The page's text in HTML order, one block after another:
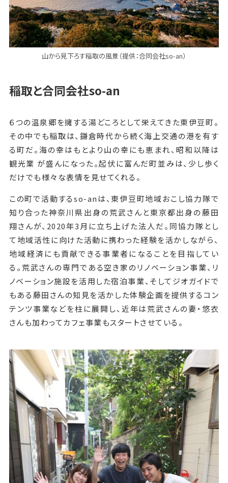
山から見下ろす稲取の風景（提供：合同会社so-an）
稲取と合同会社so-an
６つの温泉郷を擁する湯どころとして栄えてきた東伊豆町。
その中でも稲取は、鎌倉時代から続く海上交通の港を有す
る町だ。海の幸はもとより山の幸にも恵まれ、昭和以降は
観光業 が盛んになった。起伏に富んだ町並みは、少し歩く
だけでも様々な表情を見せてくれる。
この町で活動するso-anは、東伊豆町地域おこし協力隊で
知り合った神奈川県出身の荒武さんと東京都出身の藤田
翔さんが、2020年3月に立ち上げた法人だ。同協力隊とし
て地域活性に向けた活動に携わった経験を活かしながら、
地域経済にも貢献できる事業者になることを目指してい
る。荒武さんの専門である空き家のリノベーション事業、リ
ノベーション施設を活用した宿泊事業、そしてジオガイドで
もある藤田さんの知見を活かした体験企画を提供するコン
テンツ事業などを柱に展開し、近年は荒武さんの妻・悠衣
さんも加わってカフェ事業もスタートさせている。